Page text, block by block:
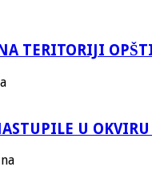
TERITORIJI
U